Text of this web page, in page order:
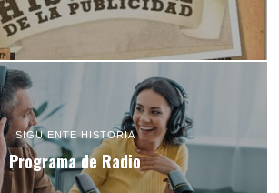
SIGUIENTE HISTORIA
Programa de Radio